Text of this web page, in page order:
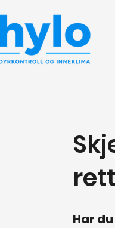
Har